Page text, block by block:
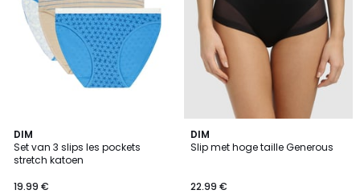
DIM
Set van 3 slips les pockets
stretch katoen
19.99 €
4.3
/ 5
DIM
Slip met hoge taille Generous
22.99 €
4.8
/ 5